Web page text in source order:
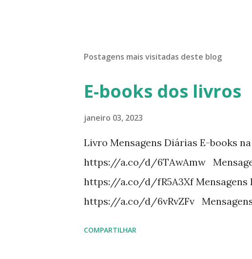
Postagens mais visitadas deste blog
E-books dos livros
janeiro 03, 2023
Livro Mensagens Diárias E-books
https://a.co/d/6TAwAmw
https://a.co/d/fR5A3Xf Mensagens
https://a.co/d/6vRvZFv
COMPARTILHAR